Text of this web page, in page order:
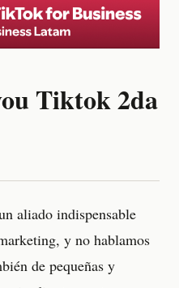
Tiktok 2da
aliado indispensable
y no hablamos
de pequeñas y